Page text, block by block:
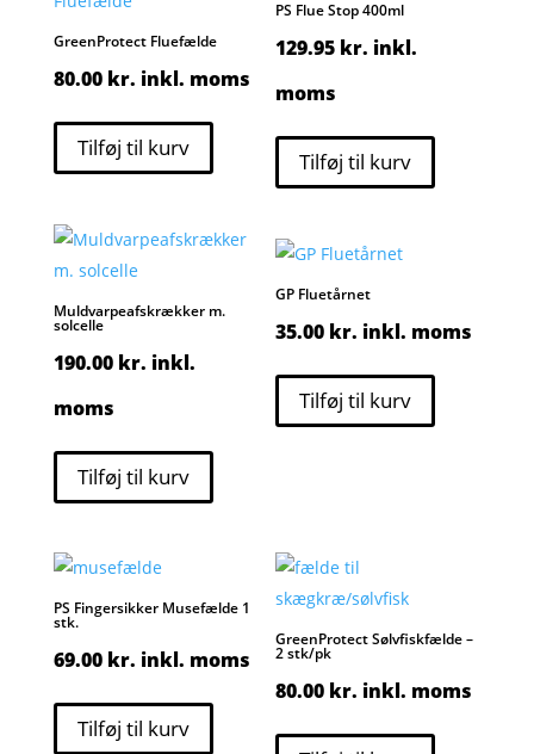
GreenProtect Fluefælde
80.00 kr. inkl. moms
Tilføj til kurv
PS Flue Stop 400ml
129.95 kr. inkl.
moms
Tilføj til kurv
Muldvarpeafskrækker m.
solcelle
190.00 kr. inkl.
moms
Tilføj til kurv
GP Fluetårnet
35.00 kr. inkl. moms
Tilføj til kurv
PS Fingersikker Musefælde 1
stk.
69.00 kr. inkl. moms
Tilføj til kurv
GreenProtect Sølvfiskfælde –
2 stk/pk
80.00 kr. inkl. moms